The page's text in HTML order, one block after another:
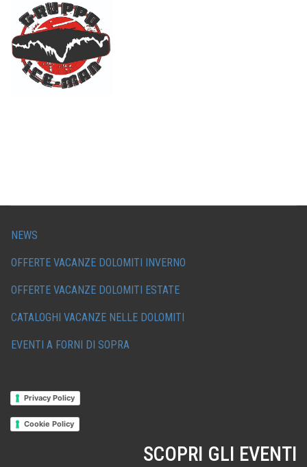
NEWS
OFFERTE VACANZE DOLOMITI INVERNO
OFFERTE VACANZE DOLOMITI ESTATE
CATALOGHI VACANZE NELLE DOLOMITI
EVENTI A FORNI DI SOPRA
Privacy Policy
Cookie Policy
SCOPRI GLI EVENTI